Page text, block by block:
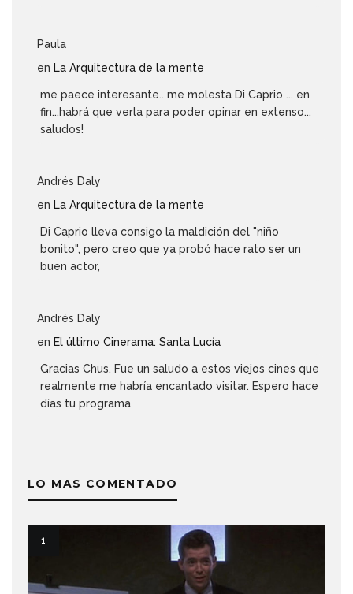
Paula
en La Arquitectura de la mente
me paece interesante.. me molesta Di Caprio ... en
fin...habrá que verla para poder opinar en extenso...
saludos!
Andrés Daly
en La Arquitectura de la mente
Di Caprio lleva consigo la maldición del "niño
bonito", pero creo que ya probó hace rato ser un
buen actor,
Andrés Daly
en El último Cinerama: Santa Lucía
Gracias Chus. Fue un saludo a estos viejos cines que
realmente me habría encantado visitar. Espero hace
días tu programa
LO MAS COMENTADO